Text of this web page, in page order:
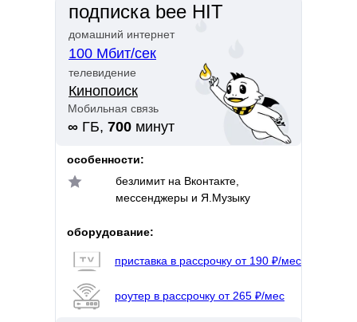
подписка bee HIT
домашний интернет
телевидение
Мобильная связь
100 Мбит/сек
Кинопоиск
∞ ГБ, 700 минут
безлимит на Вконтакте,
мессенджеры и Я.Музыку
приставка в рассрочку от 190 ₽/мес
роутер в рассрочку от 265 ₽/мес
оборудование:
особенности: